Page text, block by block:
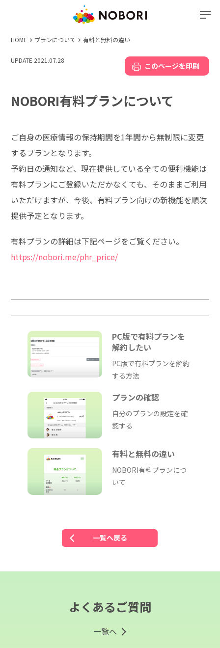
HOME プランについて 有料と無料の違い
UPDATE 2021.07.28
このページを印刷
NOBORI有料プランについて
ご自身の医療情報の保持期間を1年間から無制限に変更
するプランとなります。
予約日の通知など、現在提供している全ての便利機能は
有料プランにご登録いただかなくても、そのままご利用
いただけますが、今後、有料プラン向けの新機能を順次
提供予定となります。
有料プランの詳細は下記ページをご覧ください。
https://nobori.me/phr_price/
PC版で有料プランを
解約したい
PC版で有料プランを解約
する方法
プランの確認
自分のプランの設定を確
認する
有料と無料の違い
NOBORI有料プランにつ
いて
一覧へ戻る
よくあるご質問
一覧へ